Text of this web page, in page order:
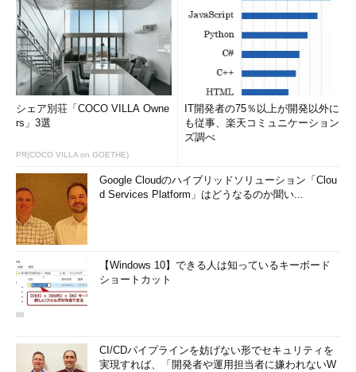
シェア別荘「COCO VILLA Owne
rs」3選
PR(COCO VILLA on GOETHE)
IT開発者の75％以上が開発以外に
も従事、楽天コミュニケーション
ズ調べ
Google Cloudのハイブリッドソリューション「Clou
d Services Platform」はどうなるのか聞い...
【Windows 10】できる人は知っているキーボード
ショートカット
CI/CDパイプラインを妨げない形でセキュリティを
実現すれば、「開発者や運用担当者に嫌われないW